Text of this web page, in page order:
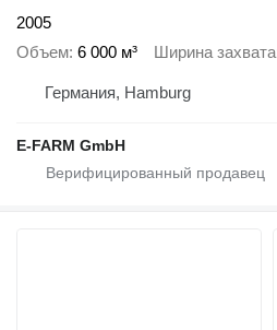
2005
Объем 6 000 м³ Ширина захвата
Германия, Hamburg
E-FARM GmbH